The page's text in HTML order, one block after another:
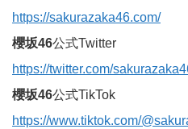
https://sakurazaka46.com/
櫻坂46公式Twitter
https://twitter.com/
櫻坂46公式TikTok
https://www.tiktok.com/